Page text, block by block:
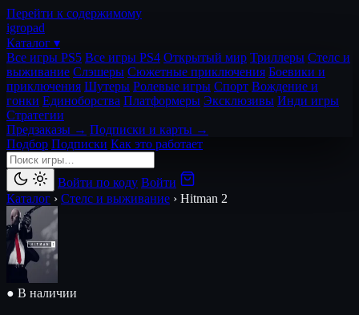
Перейти к содержимому
igropad
Каталог ▾
Все игры PS5 Все игры PS4 Открытый мир Триллеры Стелс и
выживание Слэшеры Сюжетные приключения Боевики и
приключения Шутеры Ролевые игры Спорт Вождение и
гонки Единоборства Платформеры Эксклюзивы Инди игры
Стратегии
Предзаказы → Подписки и карты →
Подбор Подписки Как это работает
Войти по коду Войти
Каталог › Стелс и выживание › Hitman 2
● В наличии